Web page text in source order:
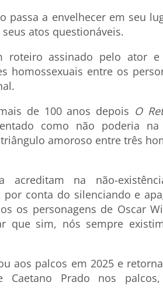
passa a envelhecer em seu
atos questionáveis.
roteiro assinado pelo ator e
homossexuais entre os
de 100 anos depois O
como não poderia na
amoroso entre três
acreditam na não-
por conta do silenciando e
os personagens de Oscar
que sim, nós sempre
aos palcos em 2025 e
Caetano Prado nos